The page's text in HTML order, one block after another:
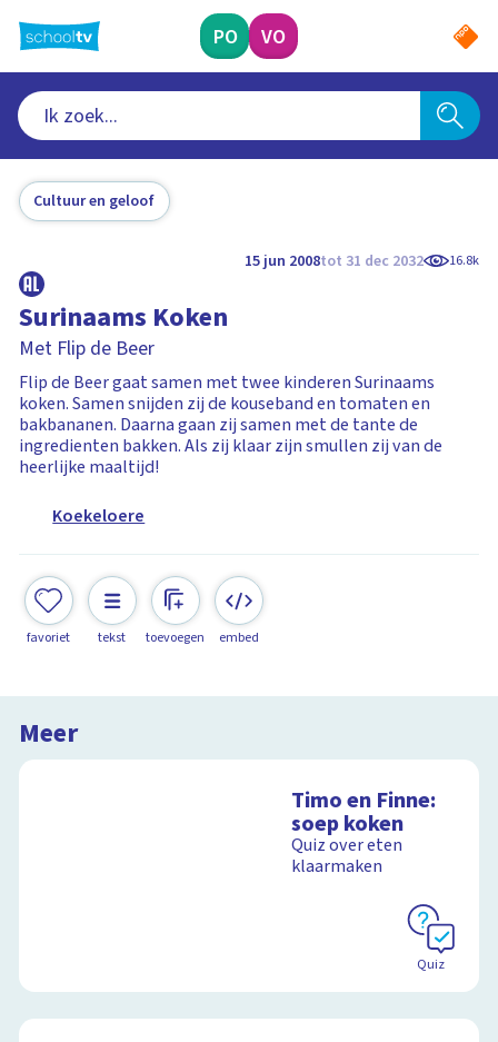
naar
hoofdinhoud
PO VO
Cultuur en geloof
15 jun 2008tot 31 dec 2032 16.8k
Surinaams Koken
Met Flip de Beer
Flip de Beer gaat samen met twee kinderen Surinaams
koken. Samen snijden zij de kouseband en tomaten en
bakbananen. Daarna gaan zij samen met de tante de
ingredienten bakken. Als zij klaar zijn smullen zij van de
heerlijke maaltijd!
Koekeloere
favoriet tekst toevoegen embed
Meer
Timo en Finne:
soep koken
Quiz over eten
klaarmaken
Quiz